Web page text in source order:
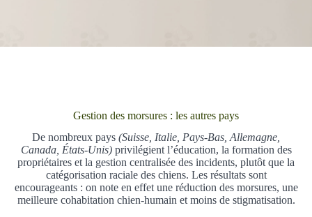
Gestion des morsures : les autres pays
De nombreux pays (Suisse, Italie, Pays-Bas, Allemagne,
Canada, États-Unis)privilégient l’éducation, la formation des
propriétaires et la gestion centralisée des incidents, plutôt que la
catégorisation raciale des chiens. Les résultats sont
encourageants : on note en effet une réduction des morsures, une
meilleure cohabitation chien-humain et moins de stigmatisation.